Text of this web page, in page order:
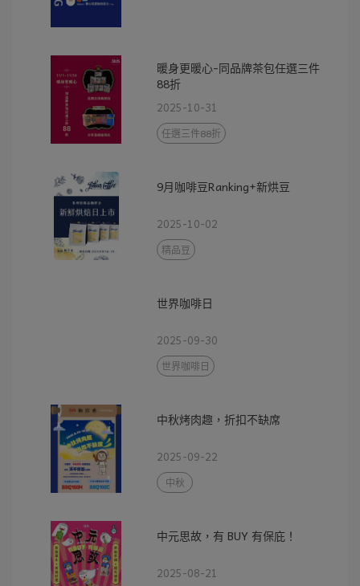
暖身更暖心-同品牌茶包任選三件
88折
2025-10-31
任選三件88折
9月咖啡豆Ranking+新烘豆
2025-10-02
精品豆
世界咖啡日
2025-09-30
世界咖啡日
中秋烤肉趣，折扣不缺席
2025-09-22
中秋
中元思故，有 BUY 有保庇！
2025-08-21